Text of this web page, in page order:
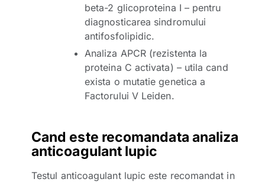
beta-2 glicoproteina I – pentru
diagnosticarea sindromului
antifosfolipidic.
Analiza APCR (rezistenta la
proteina C activata) – utila cand
exista o mutatie genetica a
Factorului V Leiden.
Cand este recomandata analiza
anticoagulant lupic
Testul anticoagulant lupic este recomandat in